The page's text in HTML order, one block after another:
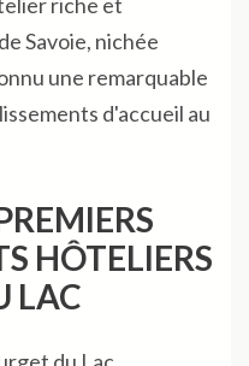
Savoie, nichée
une remarquable
d'accueil au
HÔTELIERS
LAC